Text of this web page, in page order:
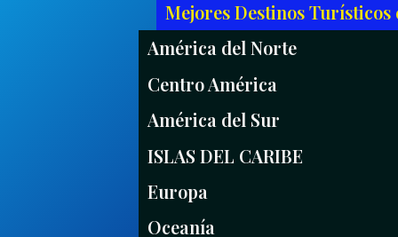
Mejores Destinos Turísticos
América del Norte
Centro América
América del Sur
ISLAS DEL CARIBE
Europa
Oceanía